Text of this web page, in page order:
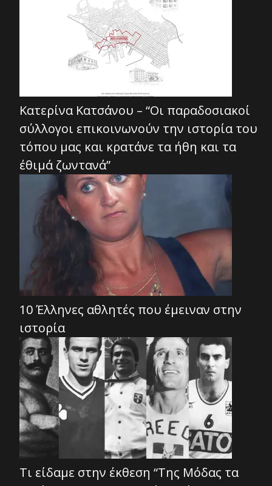
Κατερίνα Κατσάνου – “Οι παραδοσιακοί
σύλλογοι επικοινωνούν την ιστορία του
τόπου μας και κρατάνε τα ήθη και τα
έθιμά ζωντανά”
10 Έλληνες αθλητές που έμειναν στην
ιστορία
Τι είδαμε στην έκθεση “Της Μόδας τα